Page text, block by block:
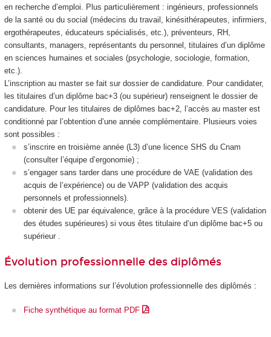
en recherche d’emploi. Plus particulièrement : ingénieurs, professionnels
de la santé ou du social (médecins du travail, kinésithérapeutes, infirmiers,
ergothérapeutes, éducateurs spécialisés, etc.), préventeurs, RH,
consultants, managers, représentants du personnel, titulaires d’un diplôme
en sciences humaines et sociales (psychologie, sociologie, formation,
etc.).
L’inscription au master se fait sur dossier de candidature. Pour candidater,
les titulaires d’un diplôme bac+3 (ou supérieur) renseignent le dossier de
candidature. Pour les titulaires de diplômes bac+2, l’accès au master est
conditionné par l’obtention d’une année complémentaire. Plusieurs voies
sont possibles :
s’inscrire en troisième année (L3) d’une licence SHS du Cnam
(consulter l’équipe d’ergonomie) ;
s’engager sans tarder dans une procédure de VAE (validation des
acquis de l’expérience) ou de VAPP (validation des acquis
personnels et professionnels).
obtenir des UE par équivalence, grâce à la procédure VES (validation
des études supérieures) si vous êtes titulaire d’un diplôme bac+5 ou
supérieur .
Évolution professionnelle des diplômés
Les dernières informations sur l’évolution professionnelle des diplômés :
Fiche synthétique au format PDF